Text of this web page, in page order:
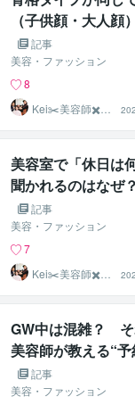
（子供顔・大人顔）
記事
美容・ファッション
8
Kei✂️美容師✖️似
合わせの専門家
美容室で「休日は
聞かれるのはなぜ
が・・・取材いた
記事
美容・ファッション
7
Kei✂️美容師✖️似
合わせの専門家
GW中は混雑？
美容師が教える“
いて取材いただき
記事
美容・ファッション